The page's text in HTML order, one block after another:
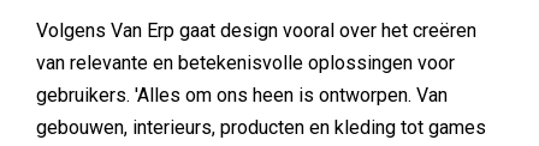
Volgens Van Erp gaat design vooral over het creëren
van relevante en betekenisvolle oplossingen voor
gebruikers. 'Alles om ons heen is ontworpen. Van
gebouwen, interieurs, producten en kleding tot games